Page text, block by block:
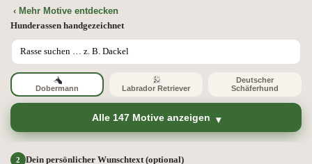
‹ Mehr Motive entdecken
Hunderassen handgezeichnet
Dobermann Labrador Retriever
Deutscher
Schäferhund
Alle 147 Motive anzeigen
Dein persönlicher Wunschtext (optional)